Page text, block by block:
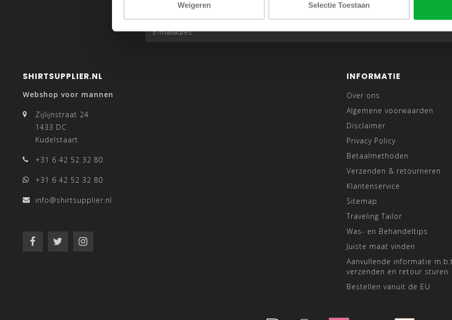
Weigeren Selectie Toestaan
SHIRTSUPPLIER.NL
Webshop voor mannen
Zijlijnstraat 24
1433 DC
Kudelstaart
+31 6 42 52 32 80
+31 6 42 52 32 80
info@shirtsupplier.nl
INFORMATIE
Over ons
Algemene voorwaarden
Disclaimer
Privacy Policy
Betaalmethoden
Verzenden & retourneren
Klantenservice
Sitemap
Traveling Tailor
Was- en Behandeltips
Juiste maat vinden
Aanvullende informatie
verzenden en retour sturen
Bestellen vanuit de EU